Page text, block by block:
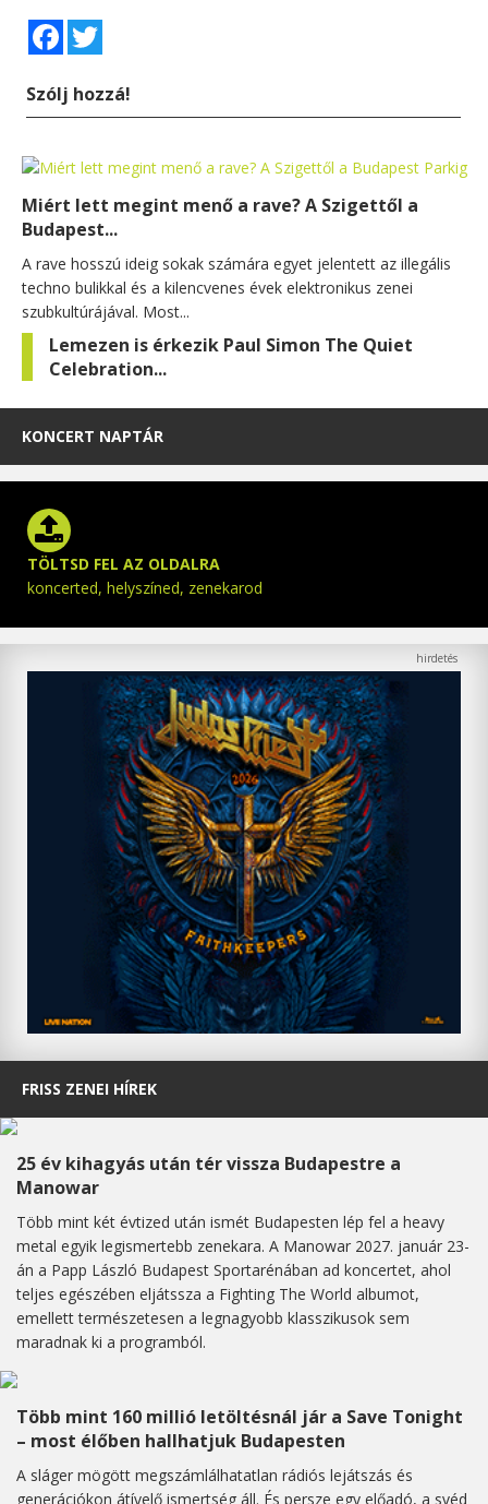
Facebook
Szólj hozzá!
Miért lett megint menő a rave? A Szigettől a
Budapest...
A rave hosszú ideig sokak számára egyet jelentett az illegális
techno bulikkal és a kilencvenes évek elektronikus zenei
szubkultúrájával. Most...
Lemezen is érkezik Paul Simon The Quiet
Celebration...
KONCERT NAPTÁR
TÖLTSD FEL AZ OLDALRA
koncerted, helyszíned, zenekarod
FRISS ZENEI HÍREK
25 év kihagyás után tér vissza Budapestre a
Manowar
Több mint két évtized után ismét Budapesten lép fel a heavy
metal egyik legismertebb zenekara. A Manowar 2027. január 23-
án a Papp László Budapest Sportarénában ad koncertet, ahol
teljes egészében eljátssza a Fighting The World albumot,
emellett természetesen a legnagyobb klasszikusok sem
maradnak ki a programból.
Több mint 160 millió letöltésnál jár a Save Tonight
– most élőben hallhatjuk Budapesten
A sláger mögött megszámlálhatatlan rádiós lejátszás és
generációkon átívelő ismertség áll. És persze egy előadó, a svéd